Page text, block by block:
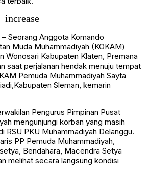
Seorang Anggota Komando
Muda Muhammadiyah (KOKAM)
Wonosari Kabupaten Klaten, Premana
saat perjalanan hendak menuju tempat
Pemuda Muhammadiyah Sayta
Sleman, kemarin
Pengurus Pimpinan Pusat
mengunjungi korban yang masih
RSU PKU Muhammadiyah Delanggu.
PP Pemuda Muhammadiyah,
Bendahara, Macendra Setya
melihat secara langsung kondisi